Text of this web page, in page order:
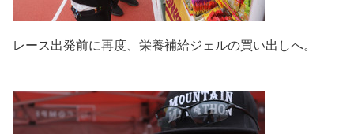
レース出発前に再度、栄養補給ジェルの買い出しへ。